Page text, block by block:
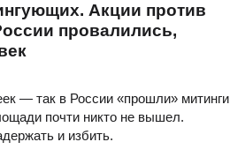
Акции против
провалились,
— так в России «прошли» митинги
почти никто не вышел.
и избить.